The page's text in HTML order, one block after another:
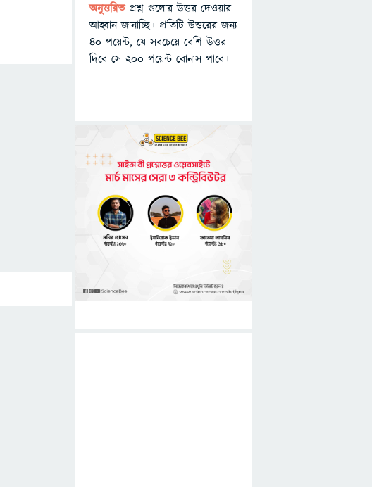
অনুত্তরিত প্রশ্ন গুলোর উত্তর দেওয়ার
আহ্বান জানাচ্ছি। প্রতিটি উত্তরের জন্য
৪০ পয়েন্ট, যে সবচেয়ে বেশি উত্তর
দিবে সে ২০০ পয়েন্ট বোনাস পাবে।